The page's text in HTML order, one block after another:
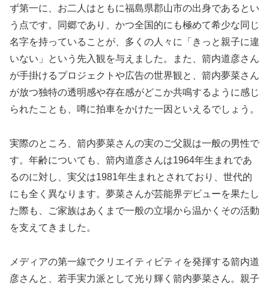
ず第一に、お二人はともに福島県郡山市の出身であるとい
う点です。同郷であり、かつ全国的にも極めて希少な同じ
名字を持っていることが、多くの人々に「きっと親子に違
いない」という先入観を与えました。また、箭内道彦さん
が手掛けるプロジェクトや広告の世界観と、箭内夢菜さん
が放つ独特の透明感や存在感がどこか共鳴するように感じ
られたことも、噂に拍車をかけた一因といえるでしょう。
実際のところ、箭内夢菜さんの実のご父親は一般の男性で
す。年齢についても、箭内道彦さんは1964年生まれであ
るのに対し、実父は1981年生まれとされており、世代的
にも全く異なります。夢菜さんが芸能界デビューを果たし
た際も、ご家族はあくまで一般の立場から温かくその活動
を支えてきました。
メディアの第一線でクリエイティビティを発揮する箭内道
彦さんと、若手実力派として光り輝く箭内夢菜さん。親子